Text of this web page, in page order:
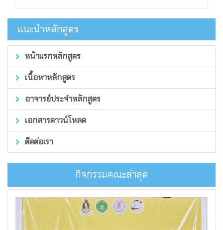
แนะนำหลักสูตร
หน้าแรกหลักสูตร
เนื้อหาหลักสูตร
อาจารย์ประจำหลักสูตร
เอกสารดาวน์โหลด
ติดต่อเรา
กิจกรรมคณะล่าสุด